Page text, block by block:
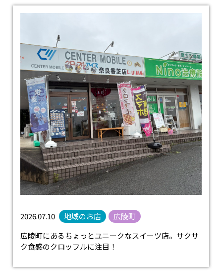
2026.07.10 地域のお店
広陵町
広陵町にあるちょっとユニークなスイーツ店。サクサ
ク食感のクロッフルに注目！